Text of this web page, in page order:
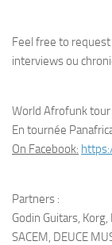
Feel free to
interviews ou
World Afrofunk
En tournée
On Facebook:
Partners :
Godin Guitars,
SACEM, DEUCE